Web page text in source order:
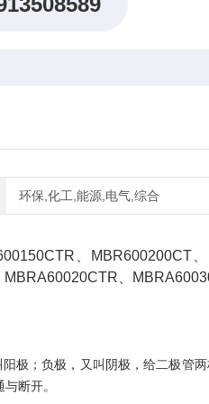
环保,化工,能源,电气,综合
、MBR600200CT
、
极；负极，又叫阴极，给二极管
断开。